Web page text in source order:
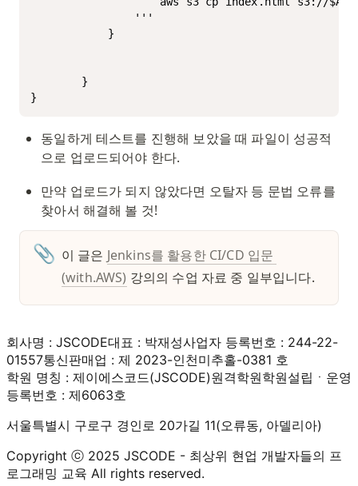
}
동일하게 테스트를 진행해 보았을 때 파일이 성공적
으로 업로드되어야 한다.
만약 업로드가 되지 않았다면 오탈자 등 문법 오류를
찾아서 해결해 볼 것!
📎 이 글은 Jenkins를 활용한 CI/CD 입문
(with.AWS) 강의의 수업 자료 중 일부입니다.
회사명 : JSCODE대표 : 박재성사업자 등록번호 : 244-22-
01557통신판매업 : 제 2023-인천미추홀-0381 호
학원 명칭 : 제이에스코드(JSCODE)원격학원학원설립ㆍ운영
등록번호 : 제6063호
서울특별시 구로구 경인로 20가길 11(오류동, 아델리아)
Copyright ⓒ 2025 JSCODE - 최상위 현업 개발자들의 프
로그래밍 교육 All rights reserved.